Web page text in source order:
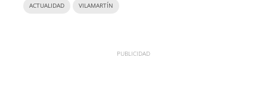
ACTUALIDAD VILAMARTÍN